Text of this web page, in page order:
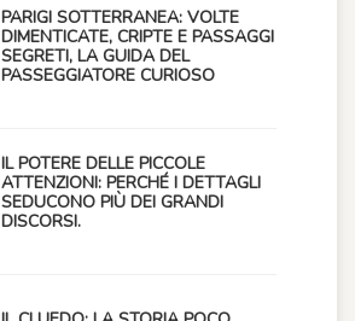
PARIGI SOTTERRANEA: VOLTE
DIMENTICATE, CRIPTE E PASSAGGI
SEGRETI, LA GUIDA DEL
PASSEGGIATORE CURIOSO
IL POTERE DELLE PICCOLE
ATTENZIONI: PERCHÉ I DETTAGLI
SEDUCONO PIÙ DEI GRANDI
DISCORSI.